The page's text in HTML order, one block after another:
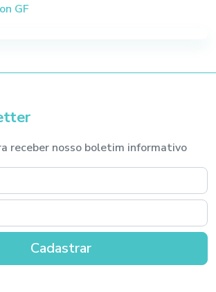
GF
receber nosso boletim informativo